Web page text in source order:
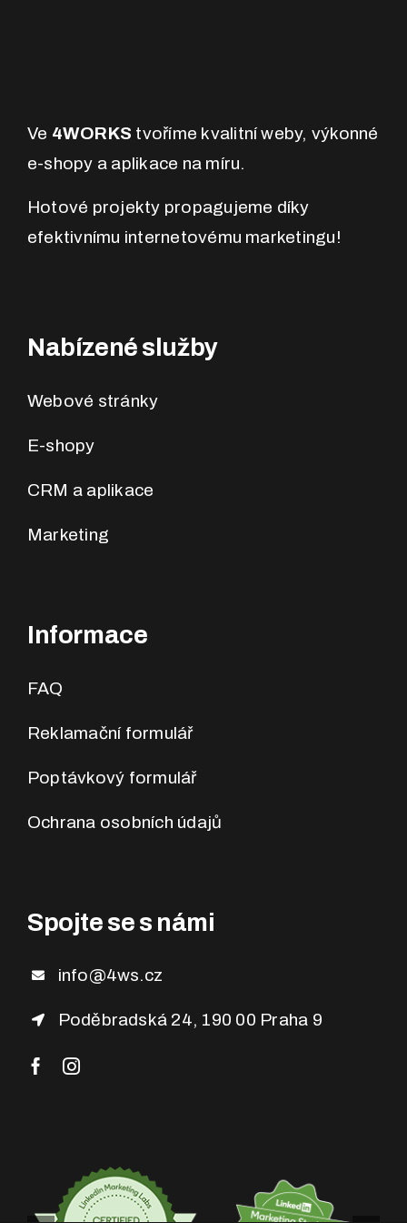
Ve 4WORKS tvoříme kvalitní weby, výkonné
e-shopy a aplikace na míru.
Hotové projekty propagujeme díky
efektivnímu internetovému marketingu!
Nabízené služby
Webové stránky
E-shopy
CRM a aplikace
Marketing
Informace
FAQ
Reklamační formulář
Poptávkový formulář
Ochrana osobních údajů
Spojte se s námi
info@4ws.cz
Poděbradská 24, 190 00 Praha 9